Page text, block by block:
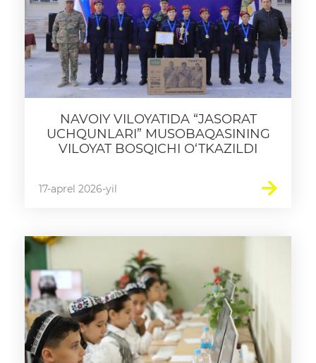
NAVOIY VILOYATIDA “JASORAT
UCHQUNLARI” MUSOBAQASINING
VILOYAT BOSQICHI O‘TKAZILDI
17-aprel 2026-yil